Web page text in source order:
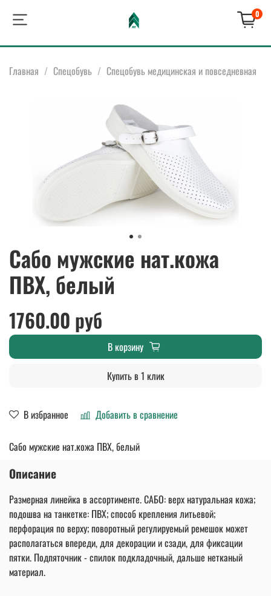
0
Главная Спецобувь Спецобувь медицинская и повседневная
Сабо мужские нат.кожа
ПВХ, белый
В избранное Добавить в сравнение
1760.00 руб
В корзину
Купить в 1 клик
Сабо мужские нат.кожа ПВХ, белый
Описание
Размерная линейка в ассортименте. САБО: верх натуральная кожа;
подошва на танкетке: ПВХ; способ крепления литьевой;
перфорация по верху; поворотный регулируемый ремешок может
располагаться впереди, для декорации и сзади, для фиксации
пятки. Подпяточник - спилок подкладочный, дальше нетканый
материал.